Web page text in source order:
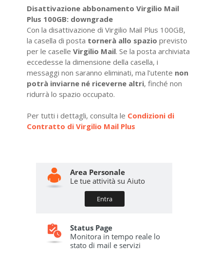
Disattivazione abbonamento Virgilio Mail
Plus 100GB: downgrade
Con la disattivazione di Virgilio Mail Plus 100GB,
la casella di posta tornerà allo spazio previsto
per le caselle Virgilio Mail. Se la posta archiviata
eccedesse la dimensione della casella, i
messaggi non saranno eliminati, ma l’utente non
potrà inviarne né riceverne altri, finché non
ridurrà lo spazio occupato.
Per tutti i dettagli, consulta le Condizioni di
Contratto di Virgilio Mail Plus